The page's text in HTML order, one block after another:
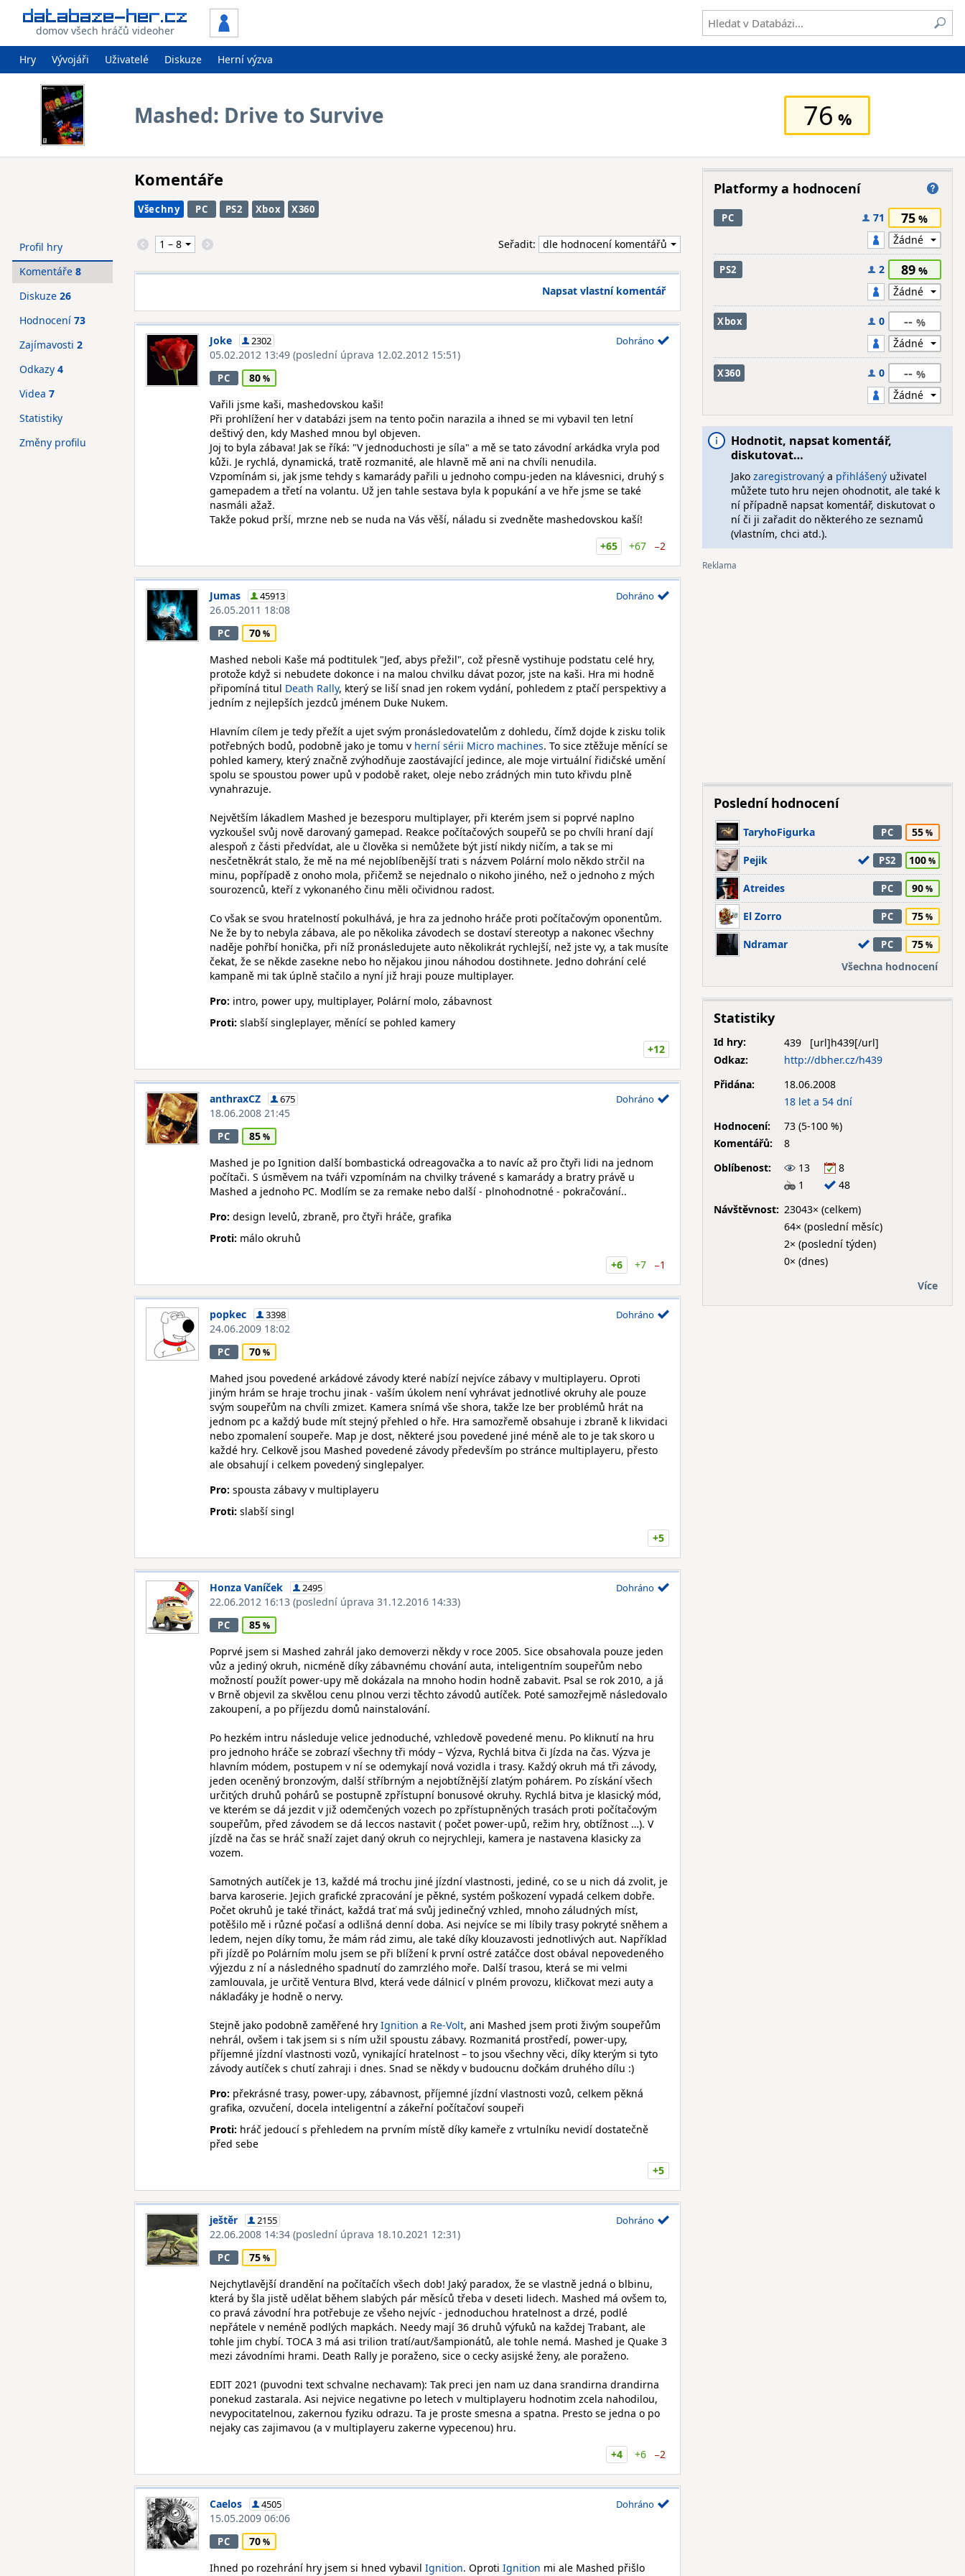
domov všech hráčů videoher
Hry Vývojáři Uživatelé Diskuze Herní výzva
Mashed: Drive to Survive 76
Komentáře
Všechny PC PS2 Xbox X360
Seřadit:
Napsat vlastní komentář
Joke 2302
05.02.2012 13:49 (poslední úprava 12.02.2012 15:51)
Dohráno
PC
80
Vařili jsme kaši, mashedovskou kaši!
Při prohlížení her v databázi jsem na tento počin narazila a ihned se mi vybavil ten letní
deštivý den, kdy Mashed mnou byl objeven.
Joj to byla zábava! Jak se říká: "V jednoduchosti je síla" a mě se tato závodní arkádka vryla pod
kůži. Je rychlá, dynamická, tratě rozmanité, ale hlavně mě ani na chvíli nenudila.
Vzpomínám si, jak jsme tehdy s kamarády pařili u jednoho compu-jeden na klávesnici, druhý s
gamepadem a třetí na volantu. Už jen tahle sestava byla k popukání a ve hře jsme se také
nasmáli ažaž.
Takže pokud prší, mrzne neb se nuda na Vás věší, náladu si zvedněte mashedovskou kaší!
+65
+67 −2
Jumas 45913
26.05.2011 18:08
Dohráno
PC
70
Mashed neboli Kaše má podtitulek "Jeď, abys přežil", což přesně vystihuje podstatu celé hry,
protože když si nebudete dokonce i na malou chvilku dávat pozor, jste na kaši. Hra mi hodně
připomíná titul Death Rally, který se liší snad jen rokem vydání, pohledem z ptačí perspektivy a
jedním z nejlepších jezdců jménem Duke Nukem.
Hlavním cílem je tedy přežít a ujet svým pronásledovatelům z dohledu, čímž dojde k zisku tolik
potřebných bodů, podobně jako je tomu v herní sérii Micro machines. To sice ztěžuje měnící se
pohled kamery, který značně zvýhodňuje zaostávající jedince, ale moje virtuální řidičské umění
spolu se spoustou power upů v podobě raket, oleje nebo zrádných min tuto křivdu plně
vynahrazuje.
Největším lákadlem Mashed je bezesporu multiplayer, při kterém jsem si poprvé naplno
vyzkoušel svůj nově darovaný gamepad. Reakce počítačových soupeřů se po chvíli hraní dají
alespoň z části předvídat, ale u člověka si nemůžete být jistí nikdy ničím, a tak se mi
nesčetněkrát stalo, že mě na mé nejoblíbenější trati s názvem Polární molo někdo strčil na
minu, popřípadě z onoho mola, přičemž se nejednalo o nikoho jiného, než o jednoho z mých
sourozenců, kteří z vykonaného činu měli očividnou radost.
Co však se svou hratelností pokulhává, je hra za jednoho hráče proti počítačovým oponentům.
Ne že by to nebyla zábava, ale po několika závodech se dostaví stereotyp a nakonec všechny
naděje pohřbí honička, při níž pronásledujete auto několikrát rychlejší, než jste vy, a tak musíte
čekat, že se někde zasekne nebo ho nějakou jinou náhodou dostihnete. Jedno dohrání celé
kampaně mi tak úplně stačilo a nyní již hraji pouze multiplayer.
Pro: intro, power upy, multiplayer, Polární molo, zábavnost
Proti: slabší singleplayer, měnící se pohled kamery
+12
anthraxCZ 675
18.06.2008 21:45
Dohráno
PC
85
Mashed je po Ignition další bombastická odreagovačka a to navíc až pro čtyři lidi na jednom
počítači. S úsměvem na tváři vzpomínám na chvilky trávené s kamarády a bratry právě u
Mashed a jednoho PC. Modlím se za remake nebo další - plnohodnotné - pokračování..
Pro: design levelů, zbraně, pro čtyři hráče, grafika
Proti: málo okruhů
+6
+7 −1
popkec 3398
24.06.2009 18:02
Dohráno
PC
70
Mahed jsou povedené arkádové závody které nabízí nejvíce zábavy v multiplayeru. Oproti
jiným hrám se hraje trochu jinak - vaším úkolem není vyhrávat jednotlivé okruhy ale pouze
svým soupeřům na chvíli zmizet. Kamera snímá vše shora, takže lze ber problémů hrát na
jednom pc a každý bude mít stejný přehled o hře. Hra samozřemě obsahuje i zbraně k likvidaci
nebo zpomalení soupeře. Map je dost, některé jsou povedené jiné méně ale to je tak skoro u
každé hry. Celkově jsou Mashed povedené závody především po stránce multiplayeru, přesto
ale obsahují i celkem povedený singlepalyer.
Pro: spousta zábavy v multiplayeru
Proti: slabší singl
+5
Honza Vaníček 2495
22.06.2012 16:13 (poslední úprava 31.12.2016 14:33)
Dohráno
PC
85
Poprvé jsem si Mashed zahrál jako demoverzi někdy v roce 2005. Sice obsahovala pouze jeden
vůz a jediný okruh, nicméně díky zábavnému chování auta, inteligentním soupeřům nebo
možností použít power-upy mě dokázala na mnoho hodin hodně zabavit. Psal se rok 2010, a já
v Brně objevil za skvělou cenu plnou verzi těchto závodů autíček. Poté samozřejmě následovalo
zakoupení, a po příjezdu domů nainstalování.
Po hezkém intru následuje velice jednoduché, vzhledově povedené menu. Po kliknutí na hru
pro jednoho hráče se zobrazí všechny tři módy – Výzva, Rychlá bitva či Jízda na čas. Výzva je
hlavním módem, postupem v ní se odemykají nová vozidla i trasy. Každý okruh má tři závody,
jeden oceněný bronzovým, další stříbrným a nejobtížnější zlatým pohárem. Po získání všech
určitých druhů pohárů se postupně zpřístupní bonusové okruhy. Rychlá bitva je klasický mód,
ve kterém se dá jezdit v již odemčených vozech po zpřístupněných trasách proti počítačovým
soupeřům, před závodem se dá leccos nastavit ( počet power-upů, režim hry, obtížnost …). V
jízdě na čas se hráč snaží zajet daný okruh co nejrychleji, kamera je nastavena klasicky za
vozem.
Samotných autíček je 13, každé má trochu jiné jízdní vlastnosti, jediné, co se u nich dá zvolit, je
barva karoserie. Jejich grafické zpracování je pěkné, systém poškození vypadá celkem dobře.
Počet okruhů je také třináct, každá trať má svůj jedinečný vzhled, mnoho záludných míst,
potěšilo mě i různé počasí a odlišná denní doba. Asi nejvíce se mi líbily trasy pokryté sněhem a
ledem, nejen díky tomu, že mám rád zimu, ale také díky klouzavosti jednotlivých aut. Například
při jízdě po Polárním molu jsem se při blížení k první ostré zatáčce dost obával nepovedeného
výjezdu z ní a následného spadnutí do zamrzlého moře. Další trasou, která se mi velmi
zamlouvala, je určitě Ventura Blvd, která vede dálnicí v plném provozu, kličkovat mezi auty a
náklaďáky je hodně o nervy.
Stejně jako podobně zaměřené hry Ignition a Re-Volt, ani Mashed jsem proti živým soupeřům
nehrál, ovšem i tak jsem si s ním užil spoustu zábavy. Rozmanitá prostředí, power-upy,
příjemné jízdní vlastnosti vozů, vynikající hratelnost – to jsou všechny věci, díky kterým si tyto
závody autíček s chutí zahraji i dnes. Snad se někdy v budoucnu dočkám druhého dílu :)
Pro: překrásné trasy, power-upy, zábavnost, příjemné jízdní vlastnosti vozů, celkem pěkná
grafika, ozvučení, docela inteligentní a zákeřní počítačoví soupeři
Proti: hráč jedoucí s přehledem na prvním místě díky kameře z vrtulníku nevidí dostatečně
před sebe
+5
ještěr 2155
22.06.2008 14:34 (poslední úprava 18.10.2021 12:31)
Dohráno
PC
75
Nejchytlavější drandění na počítačích všech dob! Jaký paradox, že se vlastně jedná o blbinu,
která by šla jistě udělat během slabých pár měsíců třeba v deseti lidech. Mashed má ovšem to,
co pravá závodní hra potřebuje ze všeho nejvíc - jednoduchou hratelnost a drzé, podlé
nepřátele v neméně podlých mapkách. Needy mají 36 druhů výfuků na každej Trabant, ale
tohle jim chybí. TOCA 3 má asi trilion tratí/aut/šampionátů, ale tohle nemá. Mashed je Quake 3
mezi závodními hrami. Death Rally je poraženo, sice o cecky asijské ženy, ale poraženo.
EDIT 2021 (puvodni text schvalne nechavam): Tak preci jen nam uz dana srandirna drandirna
ponekud zastarala. Asi nejvice negativne po letech v multiplayeru hodnotim zcela nahodilou,
nevypocitatelnou, zakernou fyziku odrazu. Ta je proste smesna a spatna. Presto se jedna o po
nejaky cas zajimavou (a v multiplayeru zakerne vypecenou) hru.
+4
+6 −2
Caelos 4505
15.05.2009 06:06
Dohráno
PC
70
Ihned po rozehrání hry jsem si hned vybavil Ignition. Oproti Ignition mi ale Mashed přišlo
Profil hry
Komentáře 8
Diskuze 26
Hodnocení 73
Zajímavosti 2
Odkazy 4
Videa 7
Statistiky
Změny profilu
Platformy a hodnocení
PC 71 75
PS2 2 89
Xbox 0 --
X360 0 --
Hodnotit, napsat komentář,
diskutovat…
Jako zaregistrovanýa přihlášenýuživatel
můžete tuto hru nejen ohodnotit, ale také k
ní případně napsat komentář, diskutovat o
ní či ji zařadit do některého ze seznamů
(vlastním, chci atd.).
Poslední hodnocení
TaryhoFigurka PC 55
Pejik PS2 100
Atreides PC 90
El Zorro PC 75
Ndramar PC
75
Všechna hodnocení
Statistiky
Id hry:
439
Odkaz:
http://dbher.cz/h439
Přidána:
18.06.2008
18 let a 54 dní
Hodnocení:
73 (5-100 %)
Komentářů:
8
Oblíbenost:
13
8
1
48
Návštěvnost: 23043× (celkem)
64× (poslední měsíc)
2× (poslední týden)
0× (dnes)
Více